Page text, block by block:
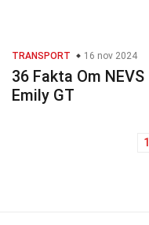
TRANSPORT 16 nov 2024
36 Fakta Om NEVS
Emily GT
Innleggnavigasjon
1